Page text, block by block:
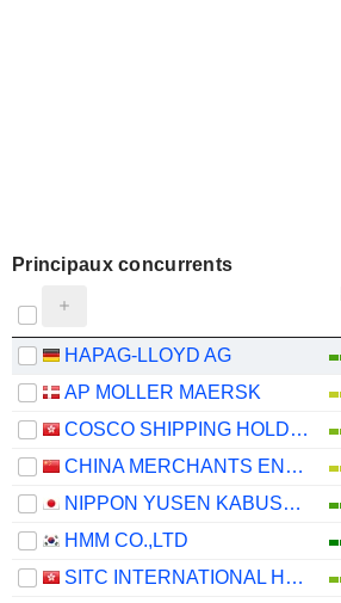
Principaux concurrents
HAPAG-LLOYD AG
AP MOLLER MAERSK
COSCO SHIPPING HOLDINGS CO., LTD.
CHINA MERCHANTS ENERGY SHIPPING CO., LTD.
NIPPON YUSEN KABUSHIKI KAISHA
HMM CO.,LTD
SITC INTERNATIONAL HOLDINGS COMPANY LIMITED